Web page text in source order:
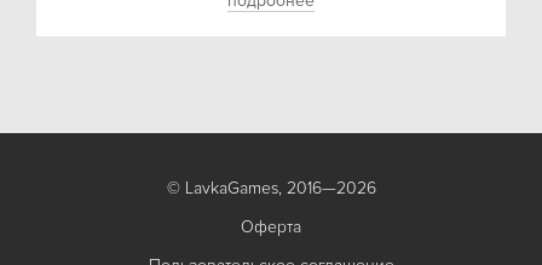
© LavkaGames, 2016—2026
Оферта